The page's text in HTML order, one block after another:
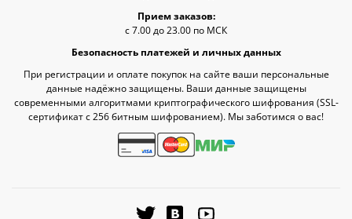
Прием заказов:
с 7.00 до 23.00 по МСК
Безопасность платежей и личных данных
При регистрации и оплате покупок на сайте ваши персональные
данные надёжно защищены. Ваши данные защищены
современными алгоритмами криптографического шифрования (SSL-
сертификат c 256 битным шифрованием). Мы заботимся о вас!